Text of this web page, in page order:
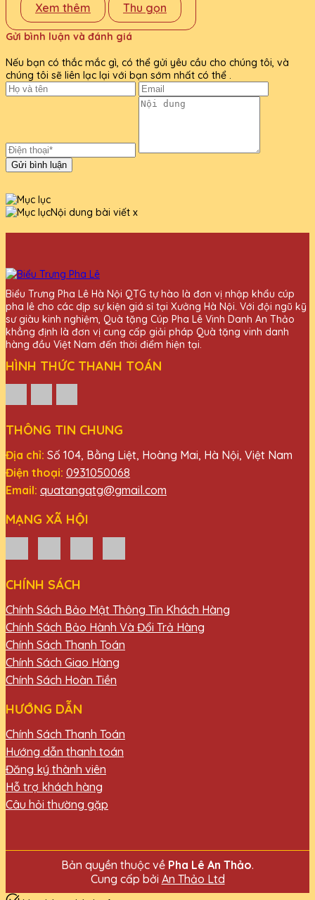
Xem thêm Thu gọn
Gửi bình luận và đánh giá
Nếu bạn có thắc mắc gì, có thể gửi yêu cầu cho chúng tôi, và
chúng tôi sẽ liên lạc lại với bạn sớm nhất có thể .
Gửi bình luận
Nội dung bài viết x
Biểu Trưng Pha Lê Hà Nội QTG tự hào là đơn vị nhập khẩu cúp
pha lê cho các dịp sự kiện giá sỉ tại Xưởng Hà Nội. Với đội ngũ kỹ
sư giàu kinh nghiệm, Quà tặng Cúp Pha Lê Vinh Danh An Thảo
khẳng định là đơn vị cung cấp giải pháp Quà tặng vinh danh
hàng đầu Việt Nam đến thời điểm hiện tại.
HÌNH THỨC THANH TOÁN
THÔNG TIN CHUNG
Địa chỉ: Số 104, Bằng Liệt, Hoàng Mai, Hà Nội, Việt Nam
Điện thoại: 0931050068
Email: quatangqtg@gmail.com
MẠNG XÃ HỘI
CHÍNH SÁCH
Chính Sách Bảo Mật Thông Tin Khách Hàng
Chính Sách Bảo Hành Và Đổi Trả Hàng
Chính Sách Thanh Toán
Chính Sách Giao Hàng
Chính Sách Hoàn Tiền
HƯỚNG DẪN
Chính Sách Thanh Toán
Hướng dẫn thanh toán
Đăng ký thành viên
Hỗ trợ khách hàng
Câu hỏi thường gặp
Bản quyền thuộc về Pha Lê An Thảo.
Cung cấp bởi An Thảo Ltd